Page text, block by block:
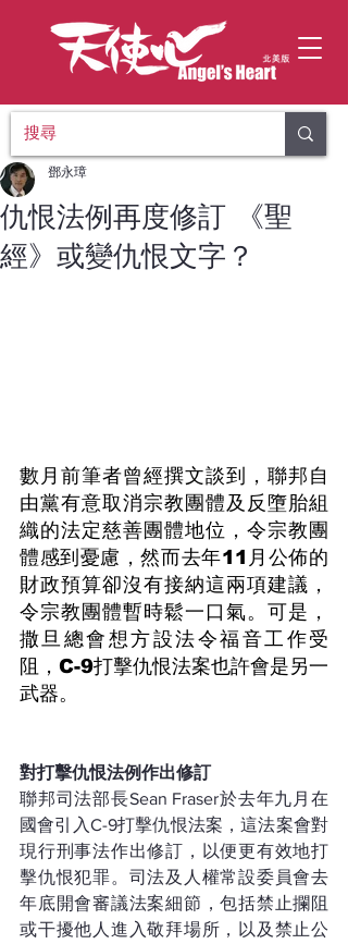
仇恨法例再度修訂 《聖
經》或變仇恨文字？
鄧永璋
數月前筆者曾經撰文談到，聯邦自
由黨有意取消宗教團體及反墮胎組
織的法定慈善團體地位，令宗教團
體感到憂慮，然而去年11月公佈的
財政預算卻沒有接納這兩項建議，
令宗教團體暫時鬆一口氣。可是，
撒旦總會想方設法令福音工作受
阻，C-9打擊仇恨法案也許會是另一
武器。
對打擊仇恨法例作出修訂
聯邦司法部長Sean Fraser於去年九月在
國會引入C-9打擊仇恨法案，這法案會對
現行刑事法作出修訂，以便更有效地打
擊仇恨犯罪。司法及人權常設委員會去
年底開會審議法案細節，包括禁止攔阻
或干擾他人進入敬拜場所，以及禁止公